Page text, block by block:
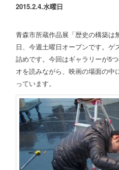
2015.2.4.水曜日
青森市所蔵作品展「歴史の構築は
日、今週土曜日オープンです。
詰めです。今回はギャラリーが5
オを読みながら、映画の場面の
っています。